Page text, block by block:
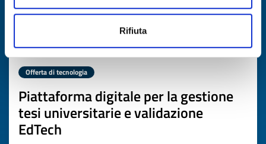
Rifiuta
Offerta di tecnologia
Piattaforma digitale per la gestione
tesi universitarie e validazione
EdTech